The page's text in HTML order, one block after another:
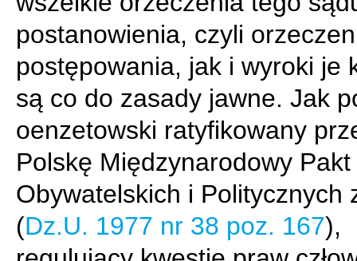
postanowienia, czyli
postępowania, jak i wyroki je
są co do zasady jawne. Jak
oenzetowski ratyfikowany
Polskę Międzynarodowy
Obywatelskich i Politycznych
(Dz.U. 1977 nr 38 poz. 167),